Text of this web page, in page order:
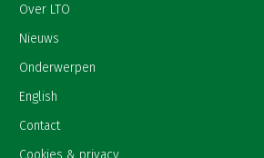
Over LTO
Nieuws
Onderwerpen
English
Contact